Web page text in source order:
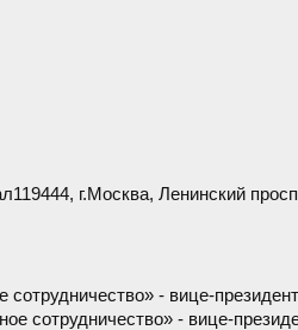
119444, г.Москва,Ленинский
- вице-